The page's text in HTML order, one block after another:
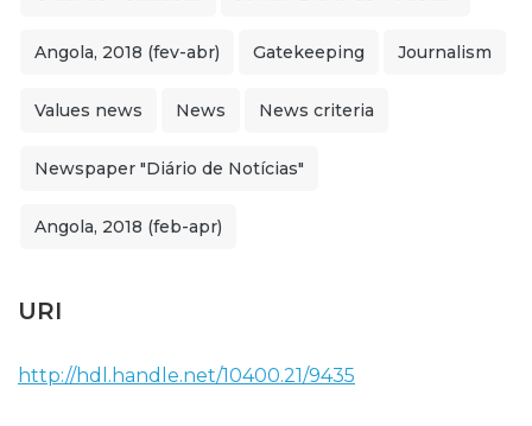
Angola, 2018 (fev-abr) Gatekeeping Journalism
Values ​​news News News criteria
Newspaper "Diário de Notícias"
Angola, 2018 (feb-apr)
URI
http://hdl.handle.net/10400.21/9435